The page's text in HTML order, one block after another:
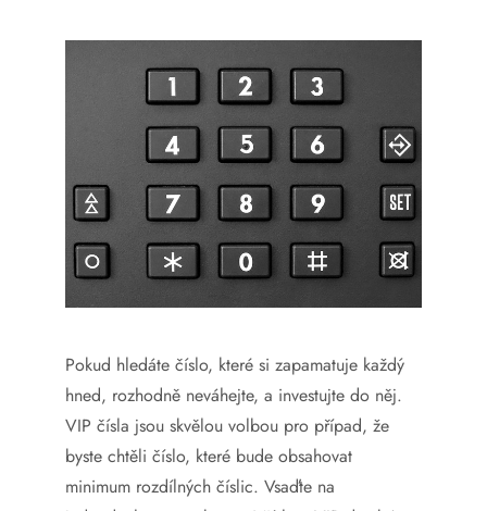
Pokud hledáte číslo, které si zapamatuje každý
hned, rozhodně neváhejte, a investujte do něj.
VIP čísla jsou skvělou volbou pro případ, že
byste chtěli číslo, které bude obsahovat
minimum rozdílných číslic. Vsaďte na